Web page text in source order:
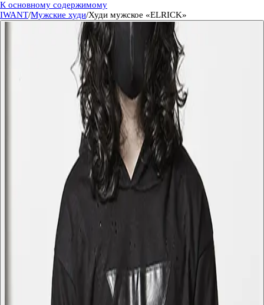
К основному содержимому
IWANT/Мужские худи/Худи мужское «ELRICK»